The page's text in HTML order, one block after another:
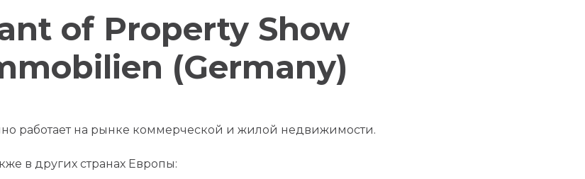
of Property Show
(Germany)
работает на рынке коммерческой и жилой недвижимости.
в других странах Европы: